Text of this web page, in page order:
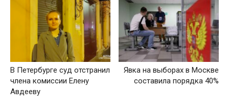
В Петербурге суд отстранил
члена комиссии Елену
Авдееву
Явка на выборах в Москве
составила порядка 40%